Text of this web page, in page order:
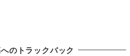
のトラックバック